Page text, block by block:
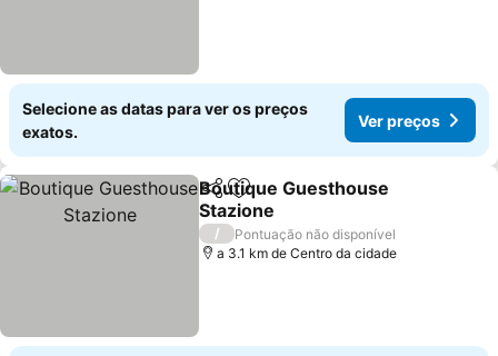
Selecione as datas para ver os preços
exatos.
Ver preços
PartilharAdicionar aos favoritos
Boutique Guesthouse
Stazione
Ver preços
/
Pontuação não disponível
a 3.1 km de Centro da cidade